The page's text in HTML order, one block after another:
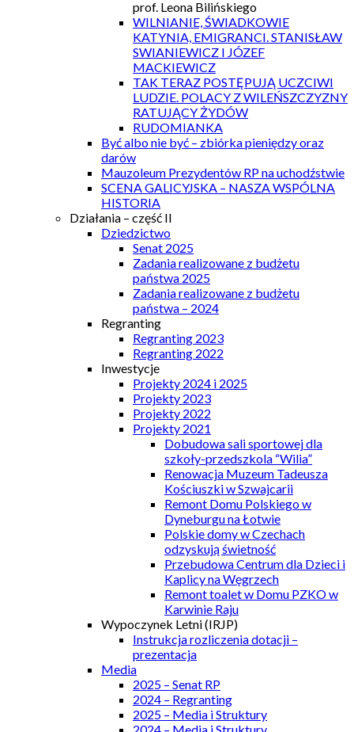
prof. Leona Bilińskiego
WILNIANIE, ŚWIADKOWIE
KATYNIA, EMIGRANCI. STANISŁAW
SWIANIEWICZ I JÓZEF
MACKIEWICZ
TAK TERAZ POSTĘPUJĄ UCZCIWI
LUDZIE. POLACY Z WILEŃSZCZYZNY
RATUJĄCY ŻYDÓW
RUDOMIANKA
Być albo nie być – zbiórka pieniędzy oraz
darów
Mauzoleum Prezydentów RP na uchodźstwie
SCENA GALICYJSKA – NASZA WSPÓLNA
HISTORIA
Działania – część II
Dziedzictwo
Senat 2025
Zadania realizowane z budżetu
państwa 2025
Zadania realizowane z budżetu
państwa – 2024
Regranting
Regranting 2023
Regranting 2022
Inwestycje
Projekty 2024 i 2025
Projekty 2023
Projekty 2022
Projekty 2021
Dobudowa sali sportowej dla
szkoły-przedszkola “Wilia”
Renowacja Muzeum Tadeusza
Kościuszki w Szwajcarii
Remont Domu Polskiego w
Dyneburgu na Łotwie
Polskie domy w Czechach
odzyskują świetność
Przebudowa Centrum dla Dzieci i
Kaplicy na Węgrzech
Remont toalet w Domu PZKO w
Karwinie Raju
Wypoczynek Letni (IRJP)
Instrukcja rozliczenia dotacji –
prezentacja
Media
2025 – Senat RP
2024 – Regranting
2025 – Media i Struktury